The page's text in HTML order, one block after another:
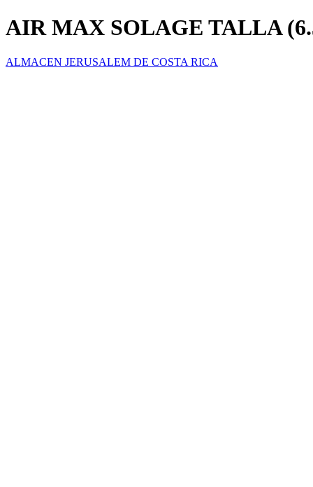
AIR MAX SOLAGE TALLA
ALMACEN JERUSALEM DE COSTA RICA